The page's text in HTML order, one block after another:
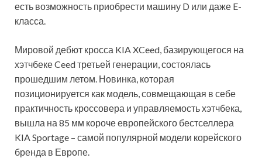
есть возможность приобрести машину D или даже E-
класса.
Мировой дебют кросса KIA XCeed, базирующегося на
хэтчбеке Ceed третьей генерации, состоялась
прошедшим летом. Новинка, которая
позиционируется как модель, совмещающая в себе
практичность кроссовера и управляемость хэтчбека,
вышла на 85 мм короче европейского бестселлера
KIA Sportage – самой популярной модели корейского
бренда в Европе.